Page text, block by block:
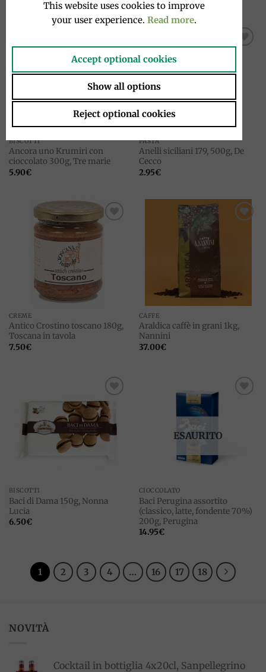
Add to
wishlist
BISCOTTI
Ancora uno Krumiri con
cioccolato 300g, Tre marie
5.90€
PASTA
Anelli siciliani 179, 500g, De
Cecco
2.95€
Add to
wishlist
CREME
Antico Crostino toscano 180g,
Toscana in tavola
7.50€
CAFFE
Araldica caffè in grani 1kg,
Nannini
37.00€
Add to
wishlist
BISCOTTI
Baci di Dama 150g, Nonna
Lucia
6.50€
ESAURITO
CIOCCOLATO
Baci Perugina assortito
(classico, latte, fondente 70%)
200g, Perugina
14.95€
1 2 3 4 … 16 17 18
NOVITÀ
Cocktail in bottiglia 4x20cl, Sanpellegrino
This website uses cookies to improve
your user experience. Read more.
Accept optional cookies
Show all options
Reject optional cookies